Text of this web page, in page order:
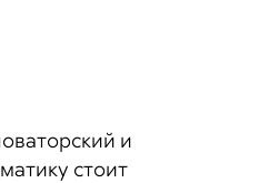
и
стоит